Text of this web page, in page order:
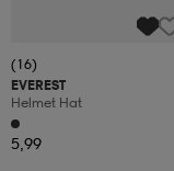
(16)
EVEREST
Helmet Hat
5,99